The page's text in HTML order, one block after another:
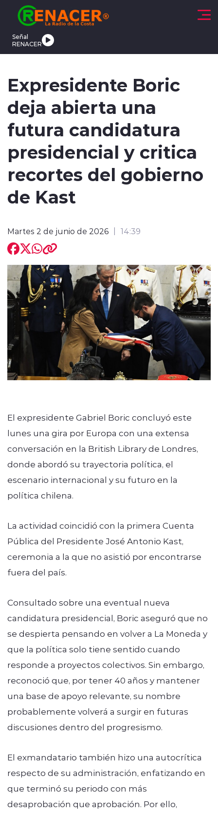
Click acá para ir directamente al contenido
Señal
RENACER
modo claro
Expresidente Boric
deja abierta una
futura candidatura
presidencial y critica
recortes del gobierno
de Kast
Martes 2 de junio de 2026 14:39
El expresidente Gabriel Boric concluyó este
lunes una gira por Europa con una extensa
conversación en la British Library de Londres,
donde abordó su trayectoria política, el
escenario internacional y su futuro en la
política chilena.
La actividad coincidió con la primera Cuenta
Pública del Presidente José Antonio Kast,
ceremonia a la que no asistió por encontrarse
fuera del país.
Consultado sobre una eventual nueva
candidatura presidencial, Boric aseguró que no
se despierta pensando en volver a La Moneda y
que la política solo tiene sentido cuando
responde a proyectos colectivos. Sin embargo,
reconoció que, por tener 40 años y mantener
una base de apoyo relevante, su nombre
probablemente volverá a surgir en futuras
discusiones dentro del progresismo.
El exmandatario también hizo una autocrítica
respecto de su administración, enfatizando en
que terminó su periodo con más
desaprobación que aprobación. Por ello,